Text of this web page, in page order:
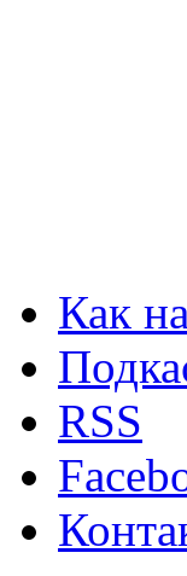
Как
RSS